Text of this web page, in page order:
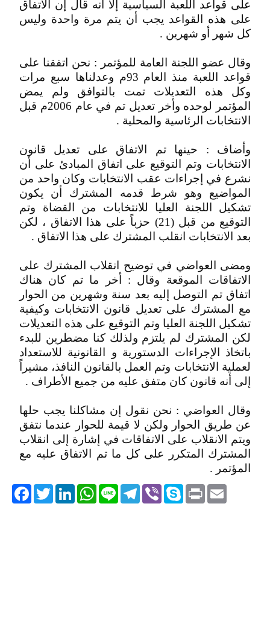
على قواعد اللعبة السياسية إلا أنه قال إن الاتفاق
على هذه القواعد يجب أن يتم مرة واحدة وليس
كل شهر أو شهرين .
وقال عضو اللجنة العامة للمؤتمر : نحن اتفقنا على
قواعد اللعبة منذ العام 93م وعدلناها سبع مرات
وكل هذه التعديلات تمت بالتوافق ولم يمض
المؤتمر لوحده وأخر تعديل تم في عام 2006م قبل
الانتخابات الرئاسية والمحلية .
وأضاف : حينها تم الاتفاق على تعديل قانون
الانتخابات وتم التوقيع على اتفاق المبادئ على أن
نشرع في إجراءات عقب الانتخابات وكان واحد من
المواضيع وهو شرط قدمه المشترك أن يكون
تشكيل اللجنة العليا للانتخابات من القضاة وتم
التوقيع من قبل (21) حزباً على هذا الاتفاق ، لكن
بعد الانتخابات انقلب المشترك على هذا الاتفاق .
ومضى العواضي في توضيح انقلاب المشترك على
الاتفاقات الموقعة وقال : أخر ما تم كان هناك
اتفاق تم التوصل إليه بعد سنة وشهرين من الحوار
مع المشترك على تعديل قانون الانتخابات وكيفية
تشكيل اللجنة العليا وتم التوقيع على هذه التعديلات
لكن المشترك لم يلتزم ولذلك كنا مضطرين للبدء
باتخاذ الإجراءات الدستورية و القانونية للاستعداد
لعملية الانتخابات وتم العمل بالقانون النافذ، مشيراً
إلى أنه قانون كان متفق عليه من جميع الأطراف .
وقال العواضي : نحن نقول إن مشاكلنا يجب حلها
عن طريق الحوار ولكن لا قيمة للحوار عندما نتفق
ويتم الانقلاب على الاتفاقات في إشارة إلى انقلاب
المشترك المتكرر على كل ما تم الاتفاق عليه مع
المؤتمر .
TwitterLinkedIn
WhatsApp Line
Telegram ViberSkype PrintEmail